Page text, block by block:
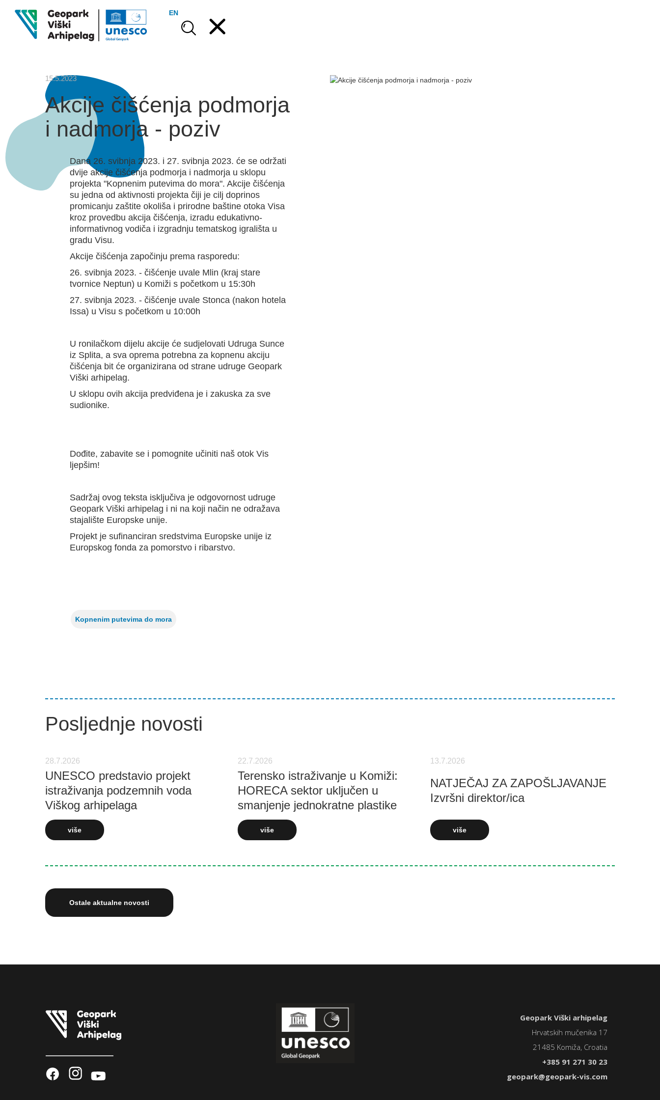
EN
15.5.2023
Akcije čišćenja podmorja
i nadmorja - poziv
Dana 26. svibnja 2023. i 27. svibnja 2023. će se održati
dvije akcije čišćenja podmorja i nadmorja u sklopu
projekta "Kopnenim putevima do mora". Akcije čišćenja
su jedna od aktivnosti projekta čiji je cilj doprinos
promicanju zaštite okoliša i prirodne baštine otoka Visa
kroz provedbu akcija čišćenja, izradu edukativno-
informativnog vodiča i izgradnju tematskog igrališta u
gradu Visu.
Akcije čišćenja započinju prema rasporedu:
26. svibnja 2023. - čišćenje uvale Mlin (kraj stare
tvornice Neptun) u Komiži s početkom u 15:30h
27. svibnja 2023. - čišćenje uvale Stonca (nakon hotela
Issa) u Visu s početkom u 10:00h
U ronilačkom dijelu akcije će sudjelovati Udruga Sunce
iz Splita, a sva oprema potrebna za kopnenu akciju
čišćenja bit će organizirana od strane udruge Geopark
Viški arhipelag.
U sklopu ovih akcija predviđena je i zakuska za sve
sudionike.
Dođite, zabavite se i pomognite učiniti naš otok Vis
ljepšim!
Sadržaj ovog teksta isključiva je odgovornost udruge
Geopark Viški arhipelag i ni na koji način ne odražava
stajalište Europske unije.
Projekt je sufinanciran sredstvima Europske unije iz
Europskog fonda za pomorstvo i ribarstvo.
Kopnenim putevima do mora
Posljednje novosti
28.7.2026
UNESCO predstavio projekt
istraživanja podzemnih voda
Viškog arhipelaga
više
22.7.2026
Terensko istraživanje u Komiži:
HORECA sektor uključen u
smanjenje jednokratne plastike
više
13.7.2026
NATJEČAJ ZA ZAPOŠLJAVANJE
Izvršni direktor/ica
više
Ostale aktualne novosti
Geopark Viški arhipelag
Hrvatskih mučenika 17
21485 Komiža, Croatia
+385 91 271 30 23
geopark@geopark-vis.com